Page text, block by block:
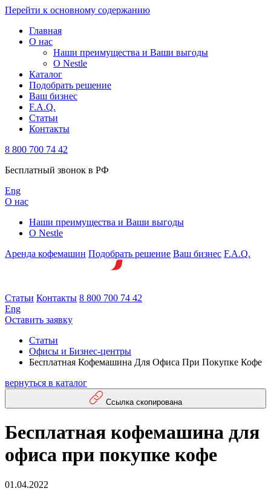
Перейти к основному содержанию
Главная
О нас
Наши преимущества и Ваши выгоды
О Nestle
Каталог
Подобрать решение
Ваш бизнес
F.A.Q.
Статьи
Контакты
8 800 700 74 42
Бесплатный звонок в РФ
Eng
О нас
Наши преимущества и Ваши выгоды
О Nestle
Аренда кофемашин Подобрать решение Ваш бизнес F.A.Q.
Статьи Контакты 8 800 700 74 42
Eng
Оставить заявку
Статьи
Офисы и Бизнес-центры
Бесплатная Кофемашина Для Офиса При Покупке Кофе
вернуться в каталог
Ссылка скопирована
Бесплатная кофемашина для
офиса при покупке кофе
01.04.2022